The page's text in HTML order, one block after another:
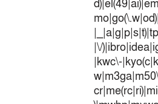
|\/
|kwc\-